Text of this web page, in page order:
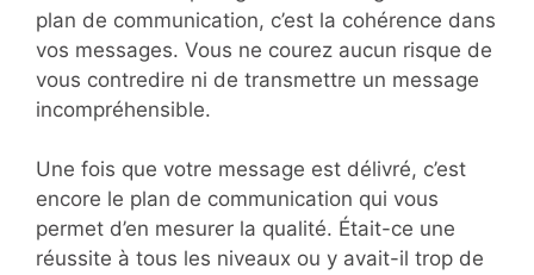
plan de communication, c’est la cohérence dans
vos messages. Vous ne courez aucun risque de
vous contredire ni de transmettre un message
incompréhensible.
Une fois que votre message est délivré, c’est
encore le plan de communication qui vous
permet d’en mesurer la qualité. Était-ce une
réussite à tous les niveaux ou y avait-il trop de